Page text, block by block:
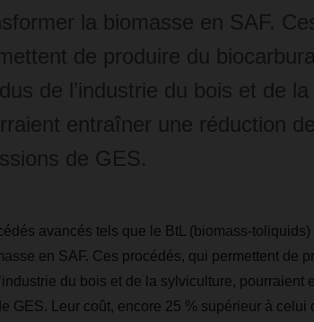
la biomasse en SAF.
de produire du
de l’industrie du bois et de
entraîner une réduction
de GES.
avancés tels que le BtL (biomass-
en SAF. Ces procédés, qui permettent de
du bois et de la sylviculture, pourraient
GES. Leur coût, encore 25 % supérieur à celui